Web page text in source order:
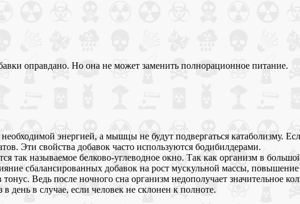
оправдано. Но она не может заменить полнорационное питание.
энергией, а мышцы не будут подвергаться катаболизму.
Эти свойства добавок часто используются бодибилдерами.
так называемое белково-углеводное окно. Так как организм в
сбалансированных добавок на рост мускульной массы,
Ведь после ночного сна организм недополучает значительное
день в случае, если человек не склонен к полноте.